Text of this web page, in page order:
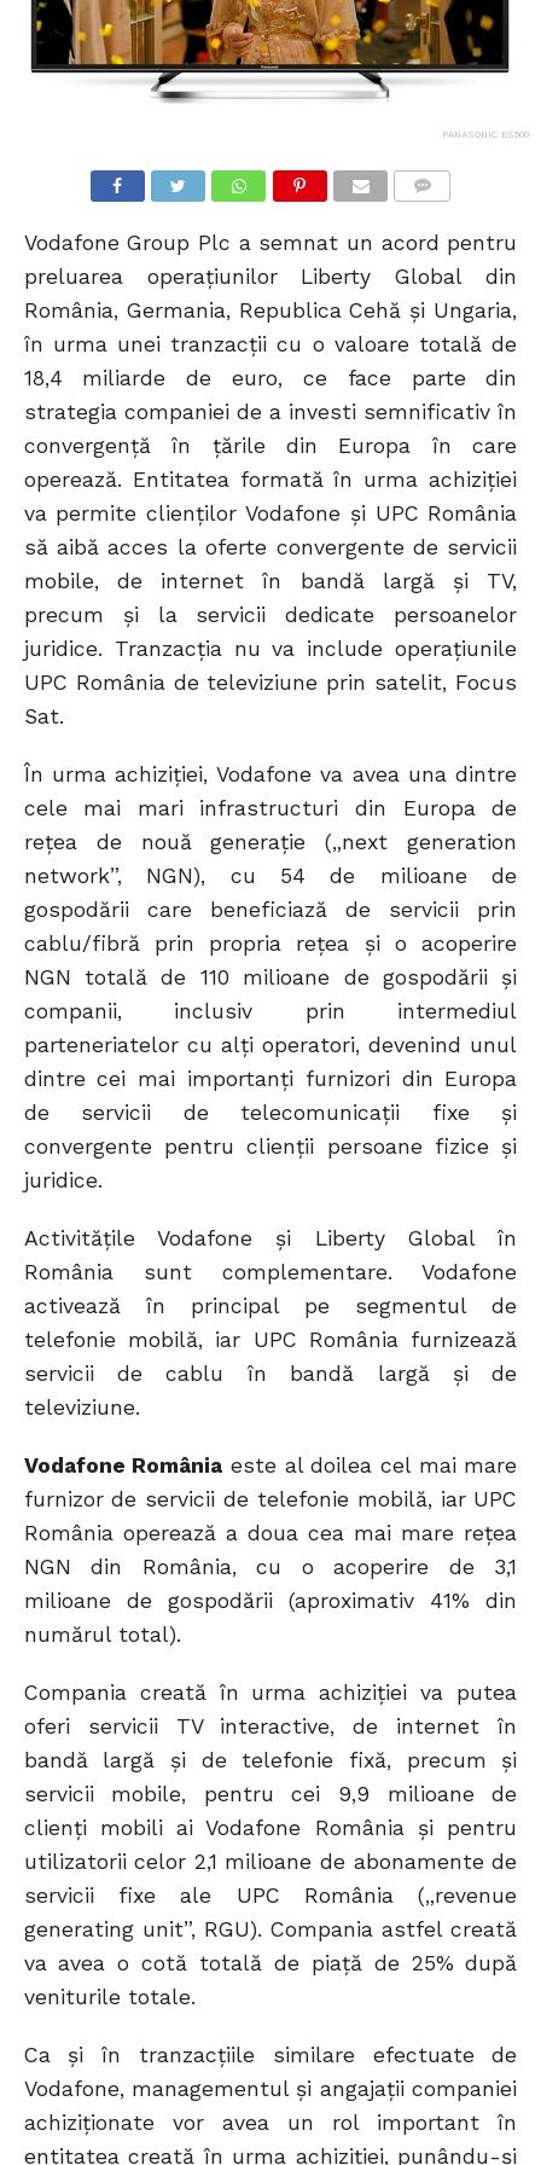
PANASONIC ES500
Vodafone Group Plc a semnat un acord pentru
preluarea operațiunilor Liberty Global din
România, Germania, Republica Cehă și Ungaria,
în urma unei tranzacții cu o valoare totală de
18,4 miliarde de euro, ce face parte din
strategia companiei de a investi semnificativ în
convergență în țările din Europa în care
operează. Entitatea formată în urma achiziției
va permite clienților Vodafone și UPC România
să aibă acces la oferte convergente de servicii
mobile, de internet în bandă largă și TV,
precum și la servicii dedicate persoanelor
juridice. Tranzacția nu va include operațiunile
UPC România de televiziune prin satelit, Focus
Sat.
În urma achiziției, Vodafone va avea una dintre
cele mai mari infrastructuri din Europa de
rețea de nouă generație („next generation
network”, NGN), cu 54 de milioane de
gospodării care beneficiază de servicii prin
cablu/fibră prin propria rețea și o acoperire
NGN totală de 110 milioane de gospodării și
companii, inclusiv prin intermediul
parteneriatelor cu alți operatori, devenind unul
dintre cei mai importanți furnizori din Europa
de servicii de telecomunicații fixe și
convergente pentru clienții persoane fizice și
juridice.
Activitățile Vodafone și Liberty Global în
România sunt complementare. Vodafone
activează în principal pe segmentul de
telefonie mobilă, iar UPC România furnizează
servicii de cablu în bandă largă și de
televiziune.
Vodafone România este al doilea cel mai mare
furnizor de servicii de telefonie mobilă, iar UPC
România operează a doua cea mai mare rețea
NGN din România, cu o acoperire de 3,1
milioane de gospodării (aproximativ 41% din
numărul total).
Compania creată în urma achiziției va putea
oferi servicii TV interactive, de internet în
bandă largă și de telefonie fixă, precum și
servicii mobile, pentru cei 9,9 milioane de
clienți mobili ai Vodafone România și pentru
utilizatorii celor 2,1 milioane de abonamente de
servicii fixe ale UPC România („revenue
generating unit”, RGU). Compania astfel creată
va avea o cotă totală de piață de 25% după
veniturile totale.
Ca și în tranzacțiile similare efectuate de
Vodafone, managementul și angajații companiei
achiziționate vor avea un rol important în
entitatea creată în urma achiziției, punându-și